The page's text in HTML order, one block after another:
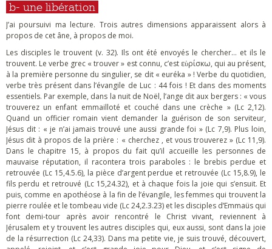
b- une libération
J’ai poursuivi ma lecture. Trois autres dimensions apparaissent alors à
propos de cet âne, à propos de moi.
Les disciples le trouvent (v. 32). Ils ont été envoyés le chercher… et ils le
trouvent. Le verbe grec « trouver » est connu, c’est εὑρίσκω, qui au présent,
à la première personne du singulier, se dit « euréka » ! Verbe du quotidien,
verbe très présent dans l’évangile de Luc : 44 fois ! Et dans des moments
essentiels. Par exemple, dans la nuit de Noël, l’ange dit aux bergers : « vous
trouverez un enfant emmailloté et couché dans une crèche » (Lc 2,12).
Quand un officier romain vient demander la guérison de son serviteur,
Jésus dit : « je n’ai jamais trouvé une aussi grande foi » (Lc 7,9). Plus loin,
Jésus dit à propos de la prière : « cherchez , et vous trouverez » (Lc 11,9).
Dans le chapitre 15, à propos du fait qu’il accueille les personnes de
mauvaise réputation, il racontera trois paraboles : le brebis perdue et
retrouvée (Lc 15,4.5.6), la pièce d’argent perdue et retrouvée (Lc 15,8.9), le
fils perdu et retrouvé (Lc 15,24.32), et à chaque fois la joie qui s’ensuit. Et
puis, comme en apothéose à la fin de l’évangile, les femmes qui trouvent la
pierre roulée et le tombeau vide (Lc 24,2.3.23) et les disciples d’Emmaüs qui
font demi-tour après avoir rencontré le Christ vivant, reviennent à
Jérusalem et y trouvent les autres disciples qui, eux aussi, sont dans la joie
de la résurrection (Lc 24,33). Dans ma petite vie, je suis trouvé, découvert,